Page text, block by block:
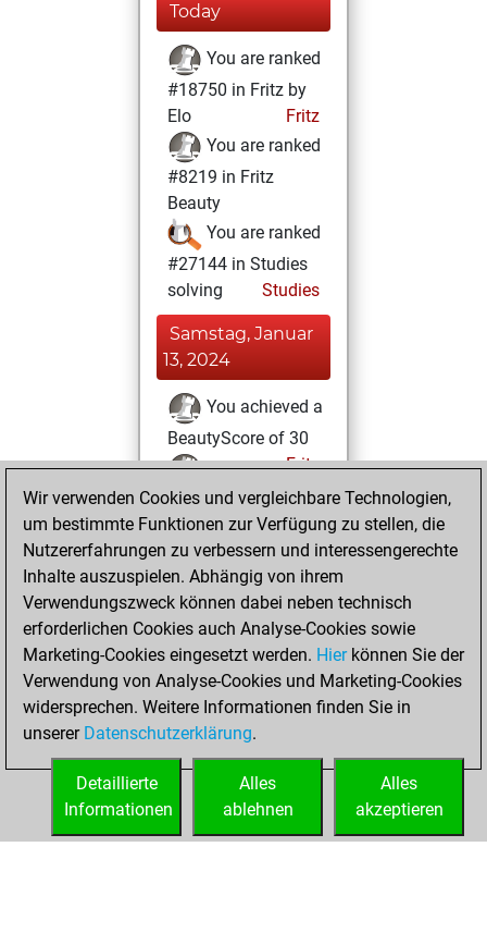
Today
You are ranked
#18750 in Fritz by
Elo
Fritz
You are ranked
#8219 in Fritz
Beauty
You are ranked
#27144 in Studies
solving
Studies
Samstag, Januar
13, 2024
You achieved a
BeautyScore of 30
Fritz
You
achieved a new Elo
of 1575
You created
your Fritz account
blitz games
Play
You scored +0
=0 -1 in blitz
You created
your Studies account
Studies
Wir verwenden Cookies und vergleichbare Technologien,
um bestimmte Funktionen zur Verfügung zu stellen, die
Nutzererfahrungen zu verbessern und interessengerechte
Inhalte auszuspielen. Abhängig von ihrem
Verwendungszweck können dabei neben technisch
erforderlichen Cookies auch Analyse-Cookies sowie
Marketing-Cookies eingesetzt werden. Hierkönnen Sie der
Verwendung von Analyse-Cookies und Marketing-Cookies
widersprechen. Weitere Informationen finden Sie in
unserer Datenschutzerklärung.
Alles
akzeptieren
Alles
ablehnen
Detaillierte
Informationen